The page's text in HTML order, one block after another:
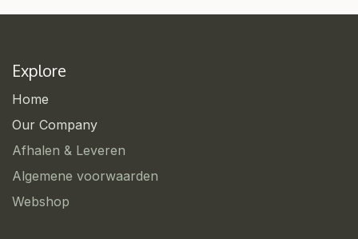
Explore
Home
Our Company
Afhalen & Leveren
Algemene voorwaarden
Webshop